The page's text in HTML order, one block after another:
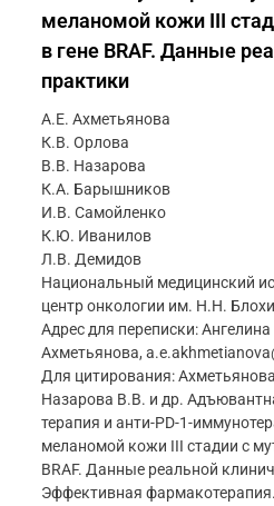
меланомой кожи III
в гене BRAF. Данные
практики
А.Е. Ахметьянова
К.В. Орлова
В.В. Назарова
К.А. Барышников
И.В. Самойленко
К.Ю. Иванилов
Л.В. Демидов
Национальный медицинский
центр онкологии им. Н.Н.
Адрес для переписки: Ангелина
Ахметьянова,
Для цитирования:
Назарова В.В. и др.
терапия и анти-PD-1-
меланомой кожи III стадии с
BRAF. Данные реальной
Эффективная